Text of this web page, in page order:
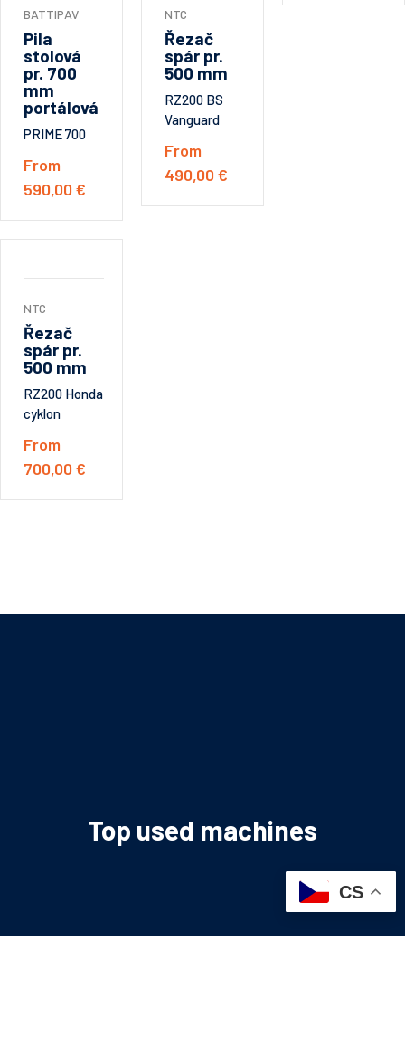
BATTIPAV
Pila
stolová
pr. 700
mm
portálová
PRIME 700
From
590,00 €
NTC
Řezač
spár pr.
500 mm
RZ200 BS
Vanguard
From
490,00 €
NTC
Řezač
spár pr.
500 mm
RZ200 Honda
cyklon
From
700,00 €
Top used machines
CS